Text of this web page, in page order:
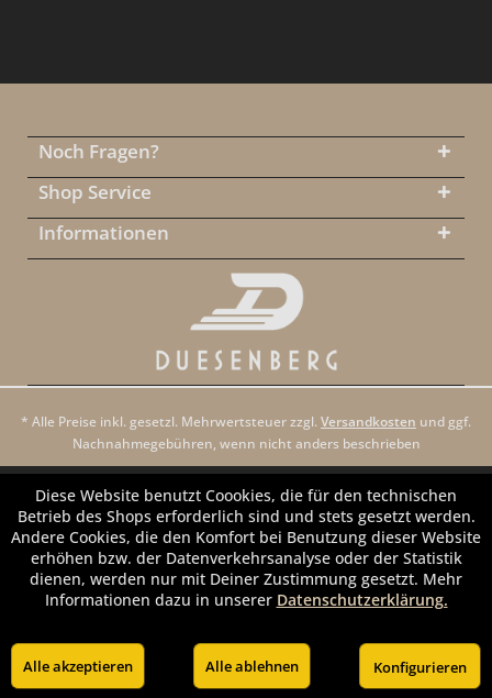
Noch Fragen?
Shop Service
Informationen
* Alle Preise inkl. gesetzl. Mehrwertsteuer zzgl. Versandkosten und ggf.
Nachnahmegebühren, wenn nicht anders beschrieben
Diese Website benutzt Coookies, die für den technischen
Betrieb des Shops erforderlich sind und stets gesetzt werden.
Andere Cookies, die den Komfort bei Benutzung dieser Website
erhöhen bzw. der Datenverkehrsanalyse oder der Statistik
dienen, werden nur mit Deiner Zustimmung gesetzt. Mehr
Informationen dazu in unserer Datenschutzerklärung.
Alle ablehnen
Alle akzeptieren Konfigurieren